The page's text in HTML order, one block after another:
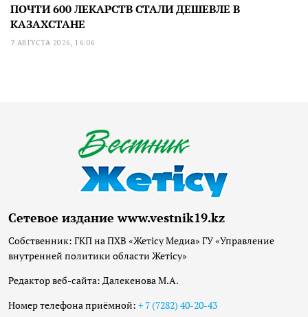
ПОЧТИ 600 ЛЕКАРСТВ СТАЛИ ДЕШЕВЛЕ В
КАЗАХСТАНЕ
7 АВГУСТА 2026, 16:06
Сетевое издание www.vestnik19.kz
Собственник: ГКП на ПХВ «Жетісу Медиа» ГУ «Управление
внутренней политики области Жетісу»
Редактор веб-сайта: Далекенова М.А.
Номер телефона приёмной: + 7 (7282) 40-20-43